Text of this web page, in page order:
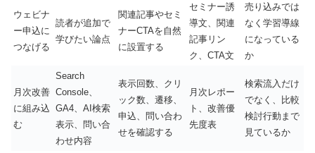
ウェビナ
ー申込に
つなげる
読者が追加で
学びたい論点
関連記事やセミ
ナーCTAを自然
に設置する
セミナー誘
導文、関連
記事リン
ク、CTA文
売り込みでは
なく学習導線
になっている
か
月次改善
に組み込
む
Search
Console、
GA4、AI検索
表示、問い合
わせ内容
表示回数、クリ
ック数、遷移、
申込、問い合わ
せを確認する
月次レポー
ト、改善優
先度表
検索流入だけ
でなく、比較
検討行動まで
見ているか